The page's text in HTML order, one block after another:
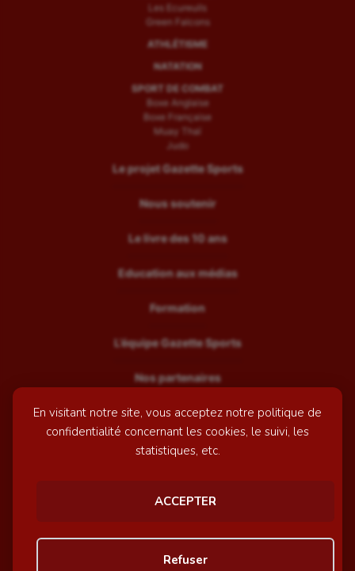
En visitant notre site, vous acceptez notre politique de
confidentialité concernant les cookies, le suivi, les
statistiques, etc.
ACCEPTER
Refuser
Les Ecureuils
Green Falcons
ATHLÉTISME
NATATION
SPORT DE COMBAT
Boxe Anglaise
Boxe Française
Muay Thaï
Judo
Le projet Gazette Sports
Nous soutenir
Le livre des 10 ans
Education aux médias
Formation
L’équipe Gazette Sports
Nos partenaires
Recrutement
Mentions légales
© GazetteSports - 2026 | Site internet réalisé par
Awelty